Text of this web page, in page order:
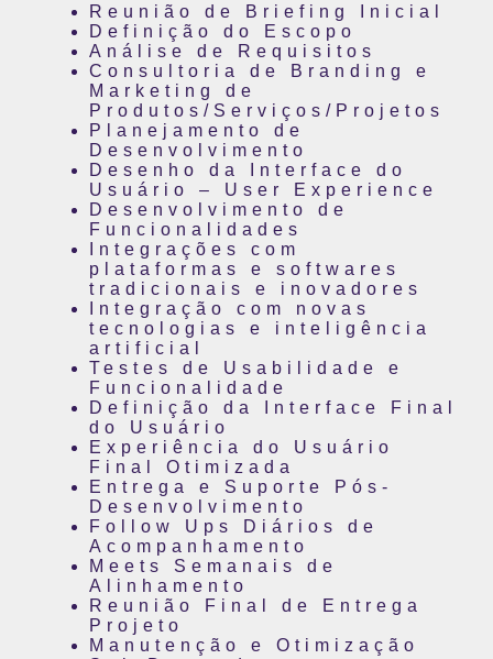
Reunião de Briefing Inicial
Definição do Escopo
Análise de Requisitos
Consultoria de Branding e
Marketing de
Produtos/Serviços/Projetos
Planejamento de
Desenvolvimento
Desenho da Interface do
Usuário – User Experience
Desenvolvimento de
Funcionalidades
Integrações com
plataformas e softwares
tradicionais e inovadores
Integração com novas
tecnologias e inteligência
artificial
Testes de Usabilidade e
Funcionalidade
Definição da Interface Final
do Usuário
Experiência do Usuário
Final Otimizada
Entrega e Suporte Pós-
Desenvolvimento
Follow Ups Diários de
Acompanhamento
Meets Semanais de
Alinhamento
Reunião Final de Entrega
Projeto
Manutenção e Otimização